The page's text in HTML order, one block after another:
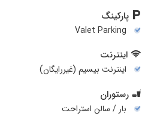
پارکینگ
Valet Parking
اینترنت
اینترنت بیسیم (غیررایگان)
رستوران
بار / سالن استراحت